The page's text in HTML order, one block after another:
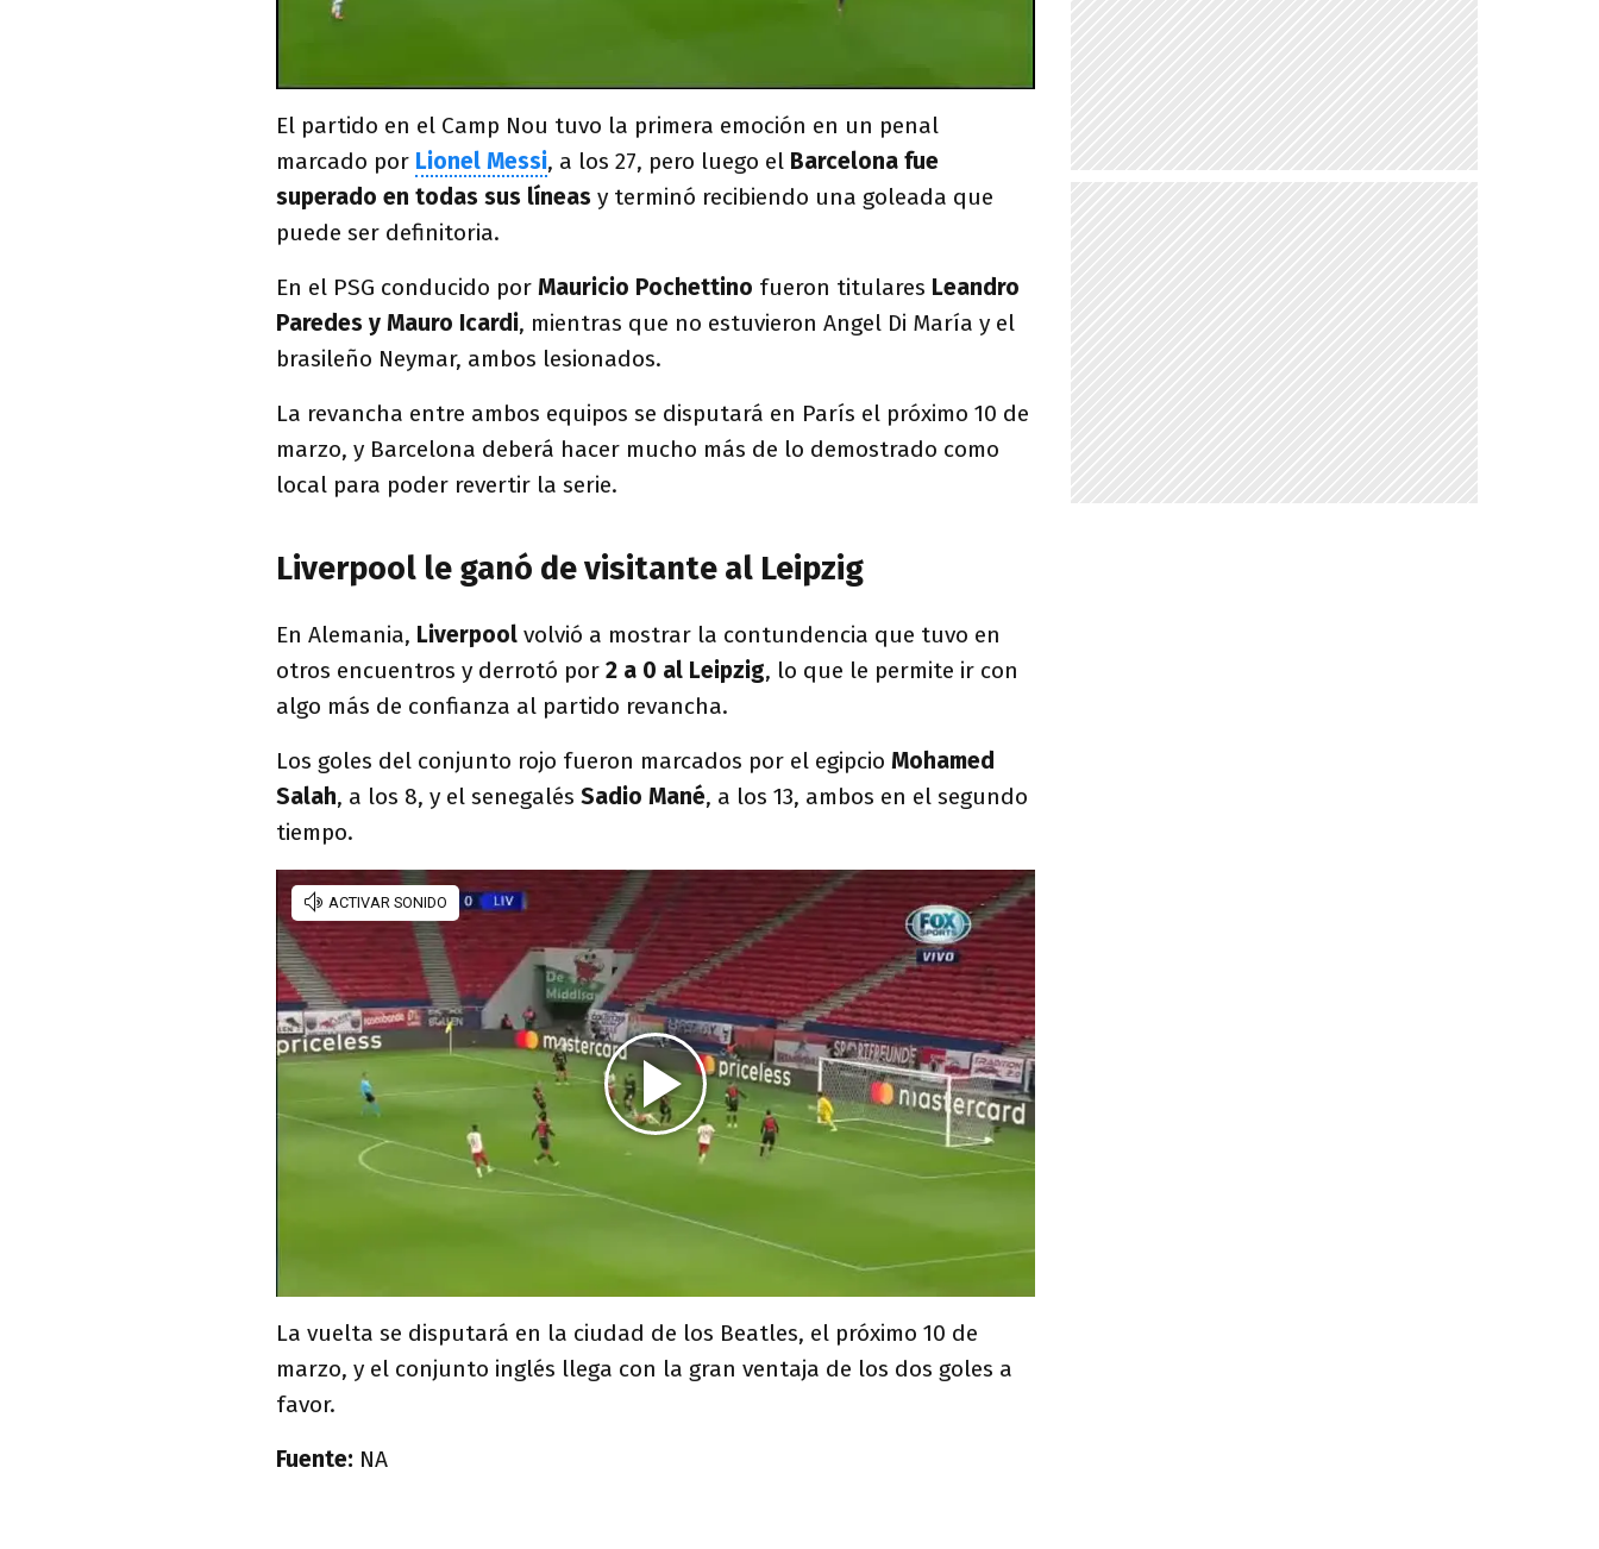
El partido en el Camp Nou tuvo la primera emoción en un penal
marcado por Lionel Messi, a los 27, pero luego el Barcelona fue
superado en todas sus líneas y terminó recibiendo una goleada que
puede ser definitoria.
En el PSG conducido por Mauricio Pochettino fueron titulares Leandro
Paredes y Mauro Icardi, mientras que no estuvieron Angel Di María y el
brasileño Neymar, ambos lesionados.
La revancha entre ambos equipos se disputará en París el próximo 10 de
marzo, y Barcelona deberá hacer mucho más de lo demostrado como
local para poder revertir la serie.
Liverpool le ganó de visitante al Leipzig
En Alemania, Liverpool volvió a mostrar la contundencia que tuvo en
otros encuentros y derrotó por 2 a 0 al Leipzig, lo que le permite ir con
algo más de confianza al partido revancha.
Los goles del conjunto rojo fueron marcados por el egipcio Mohamed
Salah, a los 8, y el senegalés Sadio Mané, a los 13, ambos en el segundo
tiempo.
La vuelta se disputará en la ciudad de los Beatles, el próximo 10 de
marzo, y el conjunto inglés llega con la gran ventaja de los dos goles a
favor.
Fuente: NA